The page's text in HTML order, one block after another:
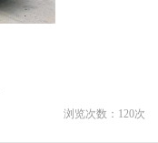
浏览次数： 120次